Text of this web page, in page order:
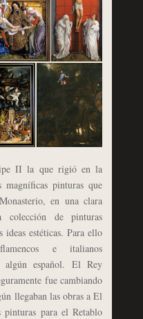
II la que rigió en la
pinturas que
en una clara
de pinturas
ideas estéticas. Para ello
e italianos
algún español. El Rey
fue cambiando
llegaban las obras a El
para el Retablo